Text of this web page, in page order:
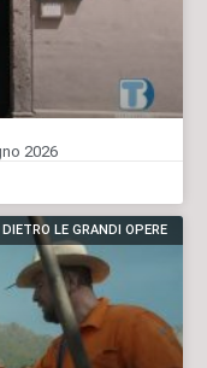
2026
LE GRANDI OPERE